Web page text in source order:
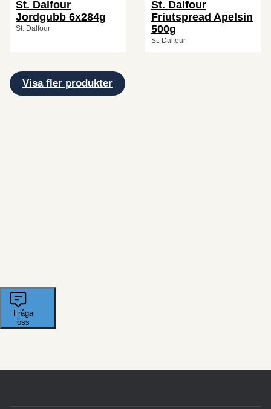
St. Dalfour
Jordgubb 6x284g
St. Dalfour
St. Dalfour
Friutspread Apelsin
500g
St. Dalfour
Visa fler produkter